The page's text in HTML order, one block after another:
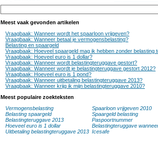
Meest vaak gevonden artikelen
Vraagbaak: Wanneer wordt het spaarloon vrijgeven?
Vraagbaak: Wanneer betaal je vermogensbelasting?
Belasting en spaargeld
Vraagbaak: Hoeveel spaargeld mag ik hebben zonder belasting
Vraagbaak: Hoeveel euro is 1 dollar?
Vraagbaak: Wanneer wordt belastingteruggave gestort?
Vraagbaak: Wanneer wordt je belastingteruggave gestort 2012?
Vraagbaak: Hoeveel euro is 1 pond?
Vraagbaak: Wanneer uitbetaling belastingteruggave 2013?
Vraagbaak: Wanneer krijg ik mijn belastingteruggave 2010?
Meest populaire zoekteksten
Vermogensbelasting
Spaarloon vrijgeven 2010
Belasting spaargeld
Spaargeld belasting
Belastingteruggave 2013
Paspoortnummer
Hoeveel euro is 1 dollar
Belastingteruggave
Uitbetaling belastingteruggave 2013 Icesafe